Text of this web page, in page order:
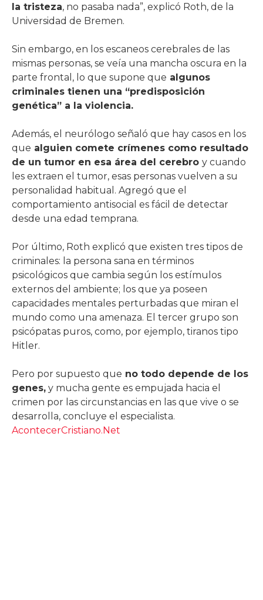
la tristeza, no pasaba nada”, explicó Roth, de la
Universidad de Bremen.
Sin embargo, en los escaneos cerebrales de las
mismas personas, se veía una mancha oscura en la
parte frontal, lo que supone que algunos
criminales tienen una “predisposición
genética” a la violencia.
Además, el neurólogo señaló que hay casos en los
que alguien comete crímenes como resultado
de un tumor en esa área del cerebro y cuando
les extraen el tumor, esas personas vuelven a su
personalidad habitual. Agregó que el
comportamiento antisocial es fácil de detectar
desde una edad temprana.
Por último, Roth explicó que existen tres tipos de
criminales: la persona sana en términos
psicológicos que cambia según los estímulos
externos del ambiente; los que ya poseen
capacidades mentales perturbadas que miran el
mundo como una amenaza. El tercer grupo son
psicópatas puros, como, por ejemplo, tiranos tipo
Hitler.
Pero por supuesto que no todo depende de los
genes, y mucha gente es empujada hacia el
crimen por las circunstancias en las que vive o se
desarrolla, concluye el especialista.
AcontecerCristiano.Net